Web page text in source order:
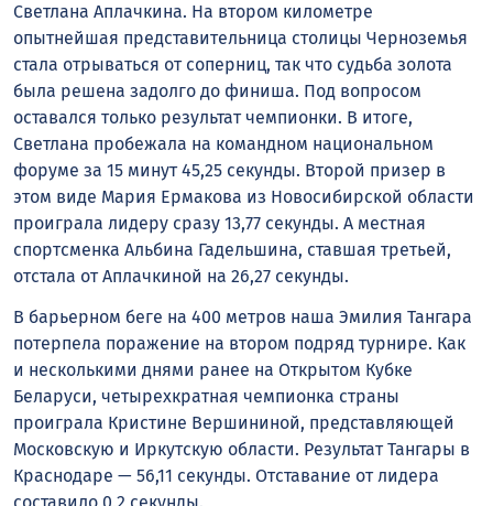
Светлана Аплачкина. На втором километре
опытнейшая представительница столицы Черноземья
стала отрываться от соперниц, так что судьба золота
была решена задолго до финиша. Под вопросом
оставался только результат чемпионки. В итоге,
Светлана пробежала на командном национальном
форуме за 15 минут 45,25 секунды. Второй призер в
этом виде Мария Ермакова из Новосибирской области
проиграла лидеру сразу 13,77 секунды. А местная
спортсменка Альбина Гадельшина, ставшая третьей,
отстала от Аплачкиной на 26,27 секунды.
В барьерном беге на 400 метров наша Эмилия Тангара
потерпела поражение на втором подряд турнире. Как
и несколькими днями ранее на Открытом Кубке
Беларуси, четырехкратная чемпионка страны
проиграла Кристине Вершининой, представляющей
Московскую и Иркутскую области. Результат Тангары в
Краснодаре — 56,11 секунды. Отставание от лидера